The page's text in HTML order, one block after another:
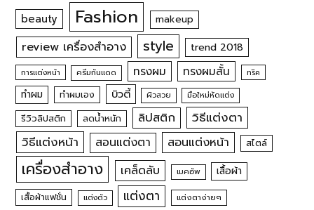
beauty Fashion makeup
review เครื่องสำอาง style trend 2018
การแต่งหน้า ครีมกันแดด ทรงผม ทรงผมสั้น ทริค
ทำผม ทำผมเอง บิวตี้ ผิวสวย มือใหม่หัดแต่ง
รีวิวลิปสติก ลดน้ำหนัก ลิปสติก
วิธีแต่งตา
วิธีแต่งหน้า
สอนแต่งตา สอนแต่งหน้า สไตล์
เครื่องสำอาง เคล็ดลับ เมคอัพ เสื้อผ้า
เสื้อผ้าแฟชั่น แต่งตัว แต่งตา แต่งตาง่ายๆ